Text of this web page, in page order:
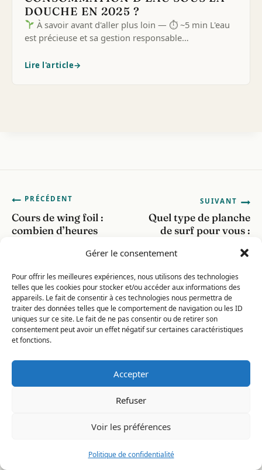
Gérer le consentement
Pour offrir les meilleures expériences, nous utilisons des technologies
telles que les cookies pour stocker et/ou accéder aux informations des
appareils. Le fait de consentir à ces technologies nous permettra de
traiter des données telles que le comportement de navigation ou les ID
uniques sur ce site. Le fait de ne pas consentir ou de retirer son
consentement peut avoir un effet négatif sur certaines caractéristiques
et fonctions.
Accepter
Refuser
Voir les préférences
Politique de confidentialité
DOUCHE EN 2025 ?
À savoir avant d'aller plus loin — ⏱ ~5 min L'eau
est précieuse et sa gestion responsable…
Lire l'article→
Navigation
de
PRÉCÉDENT
Cours de wing foil :
combien d’heures
SUIVANT
Quel type de planche
de surf pour vous :
mid-length ou
Laisser un commentaire
sont indiqués avec
Commentaire